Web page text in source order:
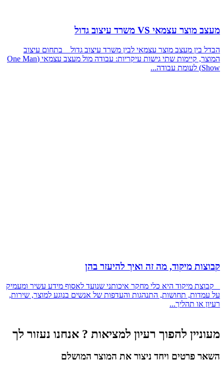
מעצב מוצר עצמאי VS משרד עיצוב גדול
הבדל בין מעצב מוצר עצמאי לבין משרד עיצוב גדול בתחום עיצוב
המוצר, קיימות שתי גישות עיקריות: עבודה מול מעצב עצמאי (One Man
Show) לעומת עבודה...
קבוצות מיקוד, מה זה ואיך להיעזר בהן
קבוצת מיקוד היא כלי מחקר איכותני שנועד לאסוף מידע עשיר ומעמיק
על עמדות, תחושות, התנהגות והעדפות של אנשים בנוגע למוצר, שירות,
רעיון או תהליך...
מעוניין להפוך רעיון למציאות ? אנחנו נעזור לך
השאר פרטים ויחד ניצור את המוצר המושלם